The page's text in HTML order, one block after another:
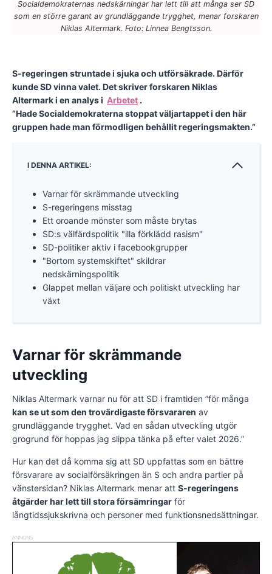
Socialdemokraternas nedskärningar har lett till att många ser SD
som en större garant av grundläggande trygghet, menar forskaren
Niklas Altermark. Foto: Linnea Bengtsson.
S-regeringen struntade i sjuka och utförsäkrade. Därför
kunde SD vinna valet. Det skriver forskaren Niklas
Altermark i en analys i Arbetet .
”Hade Socialdemokraterna stoppat väljartappet i den här
gruppen hade man förmodligen behållit regeringsmakten.”
I DENNA ARTIKEL:
Varnar för skrämmande utveckling
S-regeringens misstag
Ett oroande mönster som måste brytas
SD:s välfärdspolitik "illa förklädd rasism"
SD-politiker aktiv i facebookgrupper
"Bortom systemskiftet" skildrar
nedskärningspolitik
Glappet mellan väljare och politiskt utveckling har
växt
Varnar för skrämmande
utveckling
Niklas Altermark varnar nu för att SD i framtiden ”för många
kan se ut som den trovärdigaste försvararen av
grundläggande trygghet. Vad en sådan utveckling utgör
grogrund för hoppas jag slippa tänka på efter valet 2026.”
Hur kan det då komma sig att SD uppfattas som en bättre
försvarare av socialförsäkringen än S och andra partier på
vänstersidan? Niklas Altermark menar att S-regeringens
åtgärder har lett till stora försämringar för
långtidssjukskrivna och personer med funktionsnedsättningar.
ANNONS